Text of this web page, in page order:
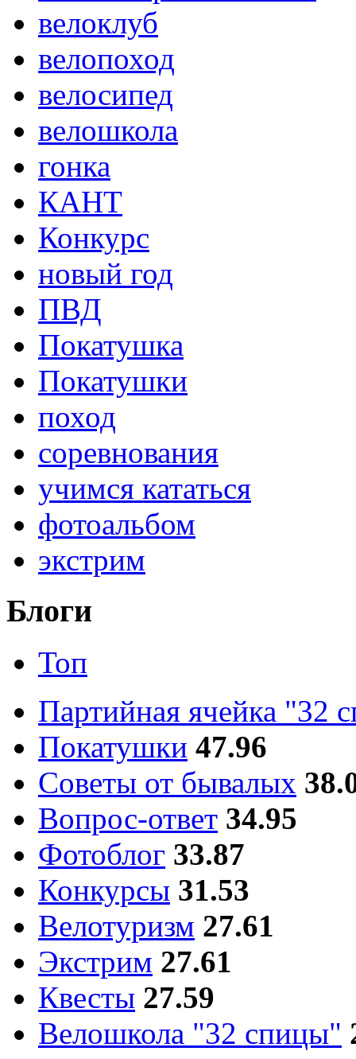
велоклуб
велопоход
велосипед
велошкола
гонка
КАНТ
Конкурс
новый год
ПВД
Покатушка
Покатушки
поход
соревнования
учимся кататься
фотоальбом
экстрим
Блоги
Топ
Партийная ячейка "32
Покатушки 47.96
Советы от бывалых
Вопрос-ответ 34.95
Фотоблог 33.87
Конкурсы 31.53
Велотуризм 27.61
Экстрим 27.61
Квесты 27.59
Велошкола "32 спицы"